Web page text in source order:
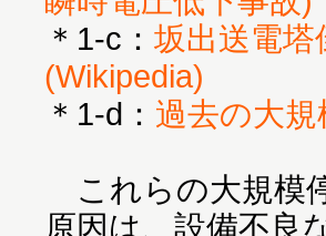
＊1-c： 坂出送電塔
(Wikipedia)
＊1-d： 過去の大
これらの大規模
原因は、設備不良